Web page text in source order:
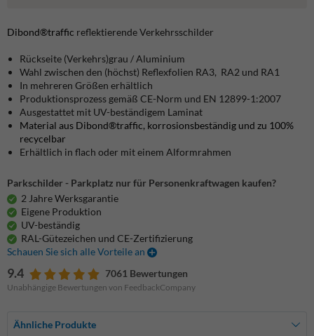
Dibond®traffic reflektierende Verkehrsschilder
Rückseite (Verkehrs)grau / Aluminium
Wahl zwischen den (höchst) Reflexfolien RA3, RA2 und RA1
In mehreren Größen erhältlich
Produktionsprozess gemäß CE-Norm und EN 12899-1:2007
Ausgestattet mit UV-beständigem Laminat
Material aus Dibond®traffic, korrosionsbeständig und zu 100%
recycelbar
Erhältlich in flach oder mit einem Alformrahmen
Parkschilder - Parkplatz nur für Personenkraftwagen kaufen?
2 Jahre Werksgarantie
Eigene Produktion
UV-beständig
RAL-Gütezeichen und CE-Zertifizierung
Schauen Sie sich alle Vorteile an
9.4 7061 Bewertungen
Unabhängige Bewertungen von FeedbackCompany
Ähnliche Produkte